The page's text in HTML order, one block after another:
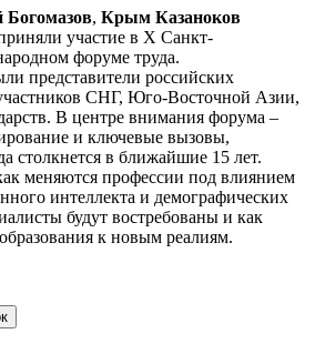
Богомазов, Крым Казаноков
участие в Х Санкт-
форуме труда.
представители российских
СНГ, Юго-Восточной Азии,
В центре внимания форума –
и ключевые вызовы,
столкнется в ближайшие 15 лет.
меняются профессии под влиянием
интеллекта и демографических
будут востребованы и как
к новым реалиям.